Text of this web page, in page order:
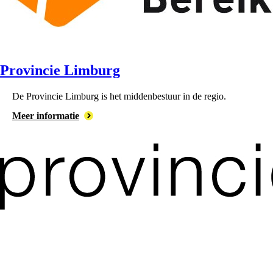
Provincie Limburg
De ⁠Provincie Limburg is het middenbestuur in de regio.
Meer informatie